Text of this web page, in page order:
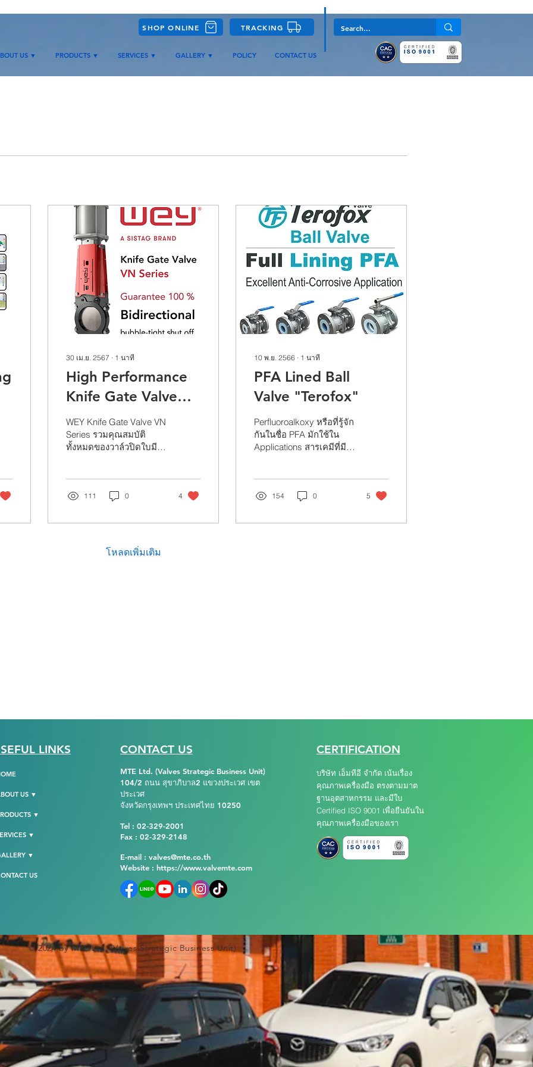
US ▼ PRODUCTS ▼ SERVICES ▼ GALLERY ▼ POLICY CONTACT US
SHOP ONLINE TRACKING
30 เม.ย. 2567 ∙ 1 นาที
High Performance
Knife Gate Valve
WEY-Sistag VN
Series
WEY Knife Gate Valve VN
Series รวมคุณสมบัติ
ทั้งหมดของวาล์วปิดใบมีด
บ่อ...
111 0 4
10 พ.ย. 2566 ∙ 1 นาที
PFA Lined Ball
Valve "Terofox"
Perfluoroalkoxy หรือที่รู้จัก
กันในชื่อ PFA มักใช้ใน
Applications สารเคมีที่มี
154 0 5
โหลดเพิ่มเติม
LINKS
US ▼
▼
▼
▼
US
CONTACT US
MTE Ltd. (Valves Strategic Business Unit)
104/2 ถนน สุขาภิบาล2 แขวงประเวศ เขต
ประเวศ
จังหวัดกรุงเทพฯ ประเทศไทย 10250
Tel : 02-329-2001
Fax : 02-329-2148
E-mail : valves@mte.co.th
Website : https://www.valvemte.com
CERTIFICATION
บริษัท เอ็มทีอี จำกัด เน้นเรื่อง
คุณภาพเครื่องมือ ตรงตามมาต
ฐานอุตสาหกรรม และมีใบ
Certified ISO 9001 เพื่อยืนยันใน
คุณภาพเครื่องมือของเรา
© 2024 by MTE Ltd. (Valves Strategic Business Unit)